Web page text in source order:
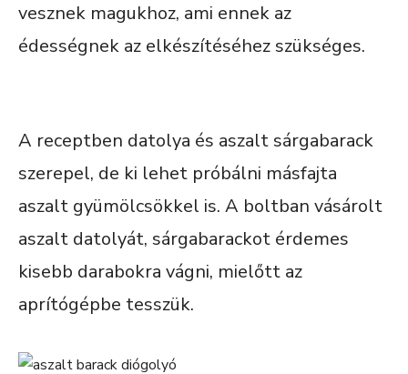
vesznek magukhoz, ami ennek az
édességnek az elkészítéséhez szükséges.
A receptben datolya és aszalt sárgabarack
szerepel, de ki lehet próbálni másfajta
aszalt gyümölcsökkel is. A boltban vásárolt
aszalt datolyát, sárgabarackot érdemes
kisebb darabokra vágni, mielőtt az
aprítógépbe tesszük.